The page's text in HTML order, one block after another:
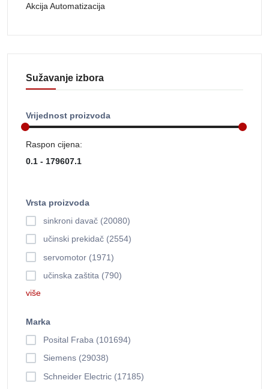
Akcija Automatizacija
Sužavanje izbora
Vrijednost proizvoda
Raspon cijena:
Vrsta proizvoda
sinkroni davač (20080)
učinski prekidač (2554)
servomotor (1971)
učinska zaštita (790)
više
Marka
Posital Fraba (101694)
Siemens (29038)
Schneider Electric (17185)